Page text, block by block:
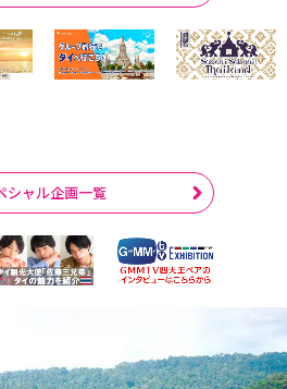
シャル企画一覧